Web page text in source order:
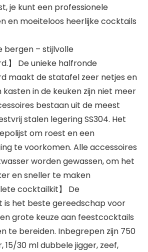
je kunt een professionele
en moeiteloos heerlijke cocktails
bergen – stijlvolle
】 De unieke halfronde
maakt de statafel zeer netjes en
kasten in de keuken zijn niet meer
bestaan uit de meest
stalen legering SS304. Het
om roest en een
te voorkomen. Alle accessoires
worden gewassen, om het
en sneller te maken
cocktailkit】 De
is het beste gereedschap voor
grote keuze aan feestcocktails
te bereiden. Inbegrepen zijn 750
15/30 ml dubbele jigger, zeef,